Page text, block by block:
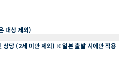
대상 제외)
상당 (2세 미만 제외) ※일본 출발 시에만 적용